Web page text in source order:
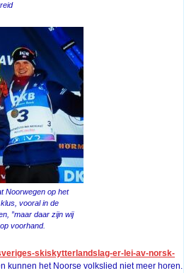
Noorwegen op het
vooral in de
”maar daar zijn wij
voorhand.
skiskytterlandslag-er-lei-av-norsk-
kunnen het Noorse volkslied niet meer horen.